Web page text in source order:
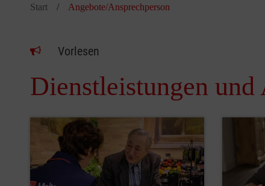
Start Angebote/Ansprechperson
Vorlesen
Dienstleistungen